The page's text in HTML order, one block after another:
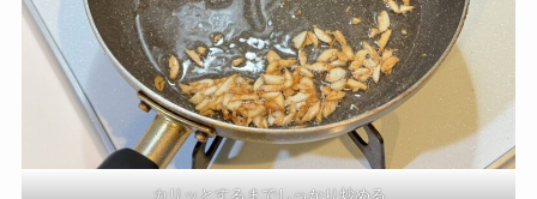
カリッとするまでしっかり炒める